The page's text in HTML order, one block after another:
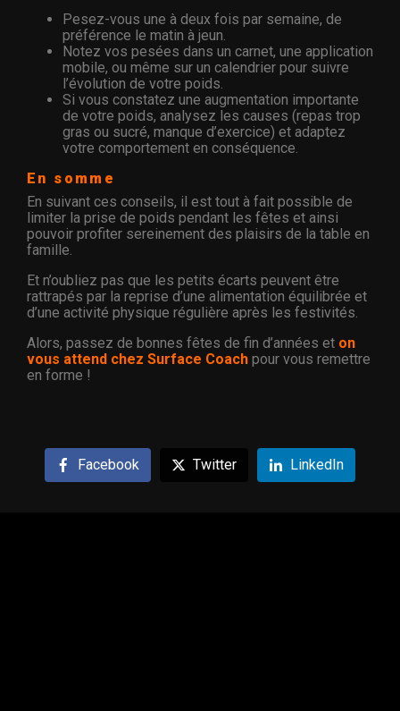
Pesez-vous une à deux fois par semaine, de
préférence le matin à jeun.
Notez vos pesées dans un carnet, une application
mobile, ou même sur un calendrier pour suivre
l’évolution de votre poids.
Si vous constatez une augmentation importante
de votre poids, analysez les causes (repas trop
gras ou sucré, manque d’exercice) et adaptez
votre comportement en conséquence.
En somme
En suivant ces conseils, il est tout à fait possible de
limiter la prise de poids pendant les fêtes et ainsi
pouvoir profiter sereinement des plaisirs de la table en
famille.
Et n’oubliez pas que les petits écarts peuvent être
rattrapés par la reprise d’une alimentation équilibrée et
d’une activité physique régulière après les festivités.
Alors, passez de bonnes fêtes de fin d’années et on
vous attend chez Surface Coach pour vous remettre
en forme !
Facebook Twitter LinkedIn